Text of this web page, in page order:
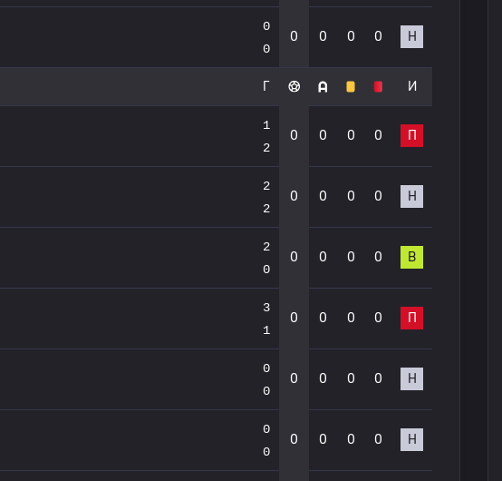
0
0
0 0 0 0 Н
Г И
1
2
0 0 0 0 П
2
2
0 0 0 0 Н
2
0
0 0 0 0 В
3
1
0 0 0 0 П
0
0
0 0 0 0 Н
0
0
0 0 0 0 Н